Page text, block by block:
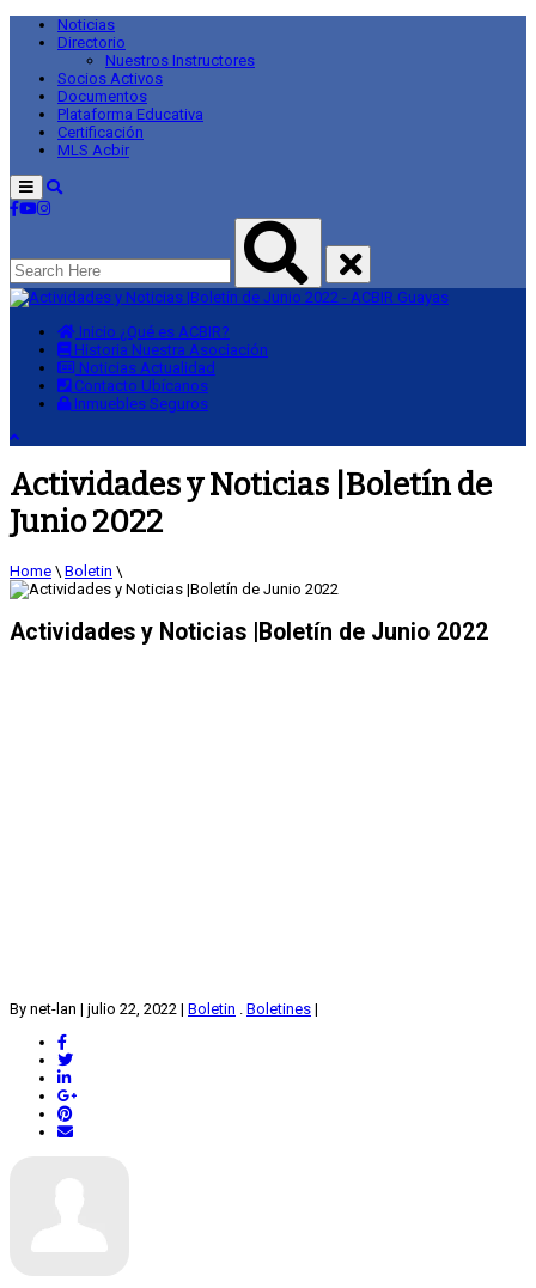
Noticias
Directorio
Nuestros Instructores
Socios Activos
Documentos
Plataforma Educativa
Certificación
MLS Acbir
Menu
Inicio ¿Qué es ACBIR?
Historia Nuestra Asociación
Noticias Actualidad
Contacto Ubícanos
Inmuebles Seguros
Actividades y Noticias |Boletín de
Junio 2022
Home \ Boletin \
Actividades y Noticias |Boletín de Junio 2022
By net-lan | julio 22, 2022 | Boletin . Boletines |